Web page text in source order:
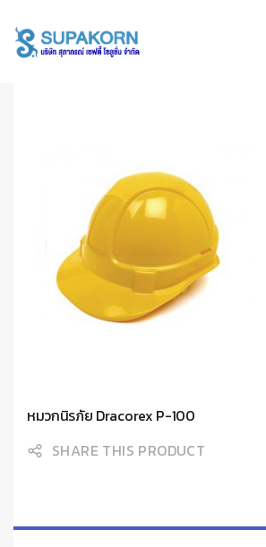
หมวกนิรภัย Dracorex P-100
SHARE THIS PRODUCT